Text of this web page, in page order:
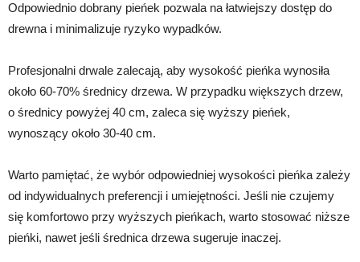
Odpowiednio dobrany pieńek pozwala na łatwiejszy dostęp do
drewna i minimalizuje ryzyko wypadków.
Profesjonalni drwale zalecają, aby wysokość pieńka wynosiła
około 60-70% średnicy drzewa. W przypadku większych drzew,
o średnicy powyżej 40 cm, zaleca się wyższy pieńek,
wynoszący około 30-40 cm.
Warto pamiętać, że wybór odpowiedniej wysokości pieńka zależy
od indywidualnych preferencji i umiejętności. Jeśli nie czujemy
się komfortowo przy wyższych pieńkach, warto stosować niższe
pieńki, nawet jeśli średnica drzewa sugeruje inaczej.